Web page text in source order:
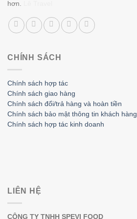
hơn.
CHÍNH SÁCH
Chính sách hợp tác
Chính sách giao hàng
Chính sách đổi/trả hàng và hoàn tiền
Chính sách bảo mật thông tin khách hàng
Chính sách hợp tác kinh doanh
LIÊN HỆ
CÔNG TY TNHH SPEVI FOOD